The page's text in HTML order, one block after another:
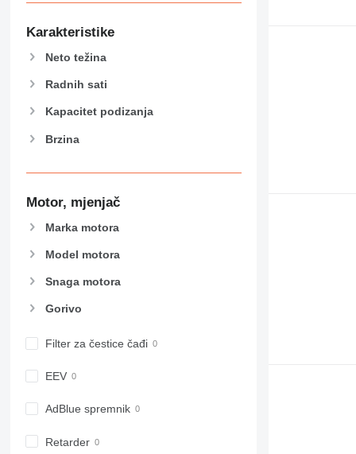
589
906
907
914
926
938
955
963
966
973
982
Karakteristike
Neto težina
Radnih sati
Kapacitet podizanja
Brzina
Motor, mjenjač
Marka motora
Model motora
Snaga motora
Gorivo
Filter za čestice čađi
EEV
AdBlue spremnik
Retarder